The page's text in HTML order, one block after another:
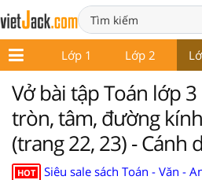
Lớp 1 Lớp 2
Vở bài tập Toán lớp
tròn, tâm, đường
(trang 22, 23) - Cánh
HOT
Siêu sale sách Toán - Văn -